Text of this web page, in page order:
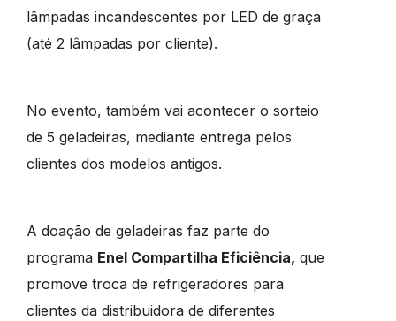
lâmpadas incandescentes por LED de graça
(até 2 lâmpadas por cliente).
No evento, também vai acontecer o sorteio
de 5 geladeiras, mediante entrega pelos
clientes dos modelos antigos.
A doação de geladeiras faz parte do
programa Enel Compartilha Eficiência, que
promove troca de refrigeradores para
clientes da distribuidora de diferentes